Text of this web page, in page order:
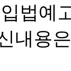
법예
내용